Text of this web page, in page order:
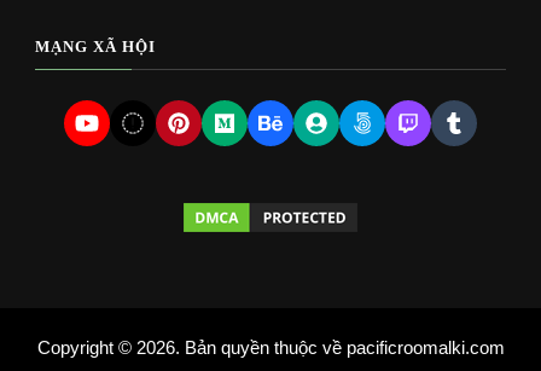
MẠNG XÃ HỘI
Copyright © 2026. Bản quyền thuộc về pacificroomalki.com